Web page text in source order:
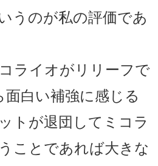
うのが私の評価であ
ライオがリリーフで
白い補強に感じる
トが退団してミコラ
ことであれば大きな